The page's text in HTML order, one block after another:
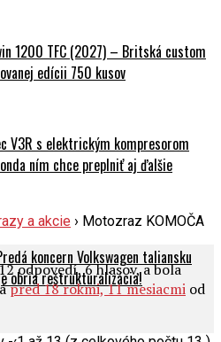
1200 TFC (2027) – Britská custom
edícii 750 kusov
V3R s elektrickým kompresorom
ním chce preplniť aj ďalšie
koncern Volkswagen taliansku
obria reštrukturalizácia!
a akcie › Motozraz KOMOČA
odpovedí, 6 hlasov, a bola
pred 18 rokmi, 11 mesiacmi od